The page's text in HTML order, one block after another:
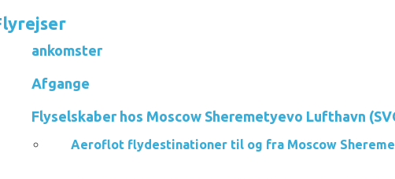
ankomster
Afgange
Flyselskaber hos Moscow Sheremetyevo Lufthavn
Aeroflot flydestinationer til og fra Moscow